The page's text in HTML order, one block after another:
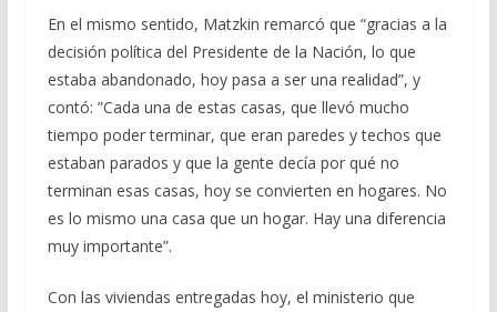
En el mismo sentido, Matzkin remarcó que “gracias a la
decisión política del Presidente de la Nación, lo que
estaba abandonado, hoy pasa a ser una realidad”, y
contó: ”Cada una de estas casas, que llevó mucho
tiempo poder terminar, que eran paredes y techos que
estaban parados y que la gente decía por qué no
terminan esas casas, hoy se convierten en hogares. No
es lo mismo una casa que un hogar. Hay una diferencia
muy importante”.
Con las viviendas entregadas hoy, el ministerio que